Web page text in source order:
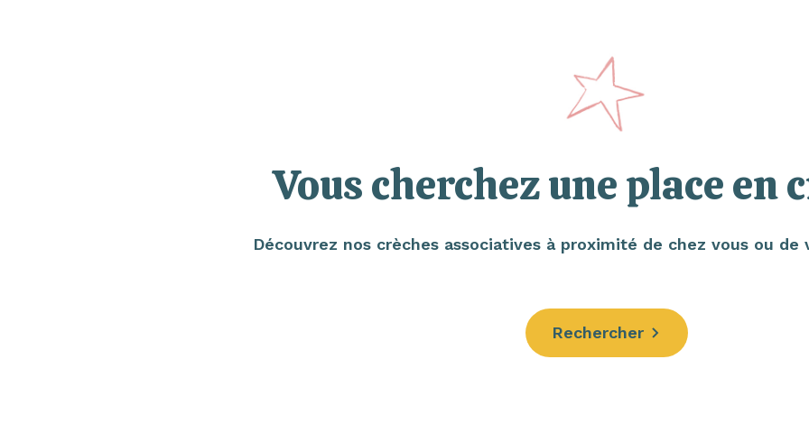
Vous cherchez une place en
Découvrez nos crèches associatives à proximité de chez vous ou
Rechercher